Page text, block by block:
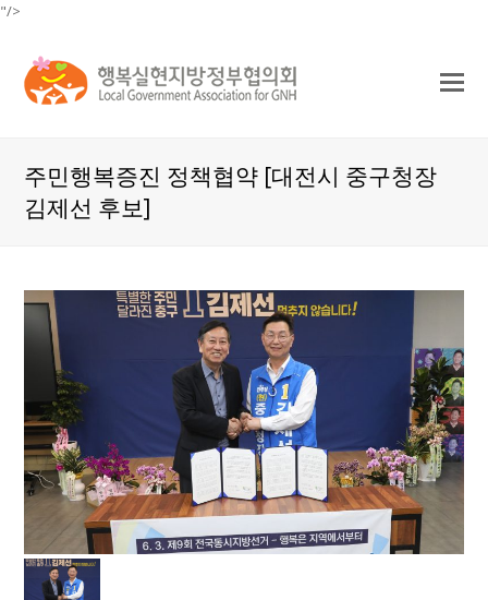
"/>
주민행복증진 정책협약 [대전시 중구청장
김제선 후보]